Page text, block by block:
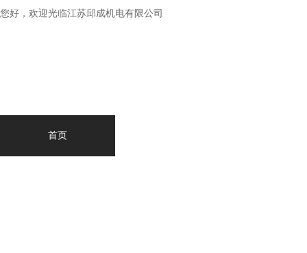
您好，欢迎光临江苏邱成机电有限公司
首页